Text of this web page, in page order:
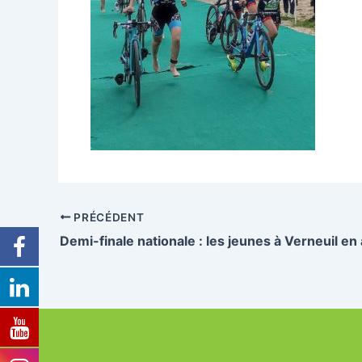
PRÉCÉDENT